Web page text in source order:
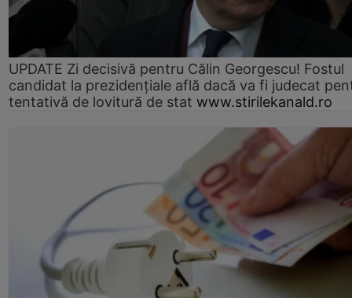
UPDATE Zi decisivă pentru Călin Georgescu! Fostul
candidat la prezidențiale află dacă va fi judecat
tentativă de lovitură de stat www.stirilekanald.ro